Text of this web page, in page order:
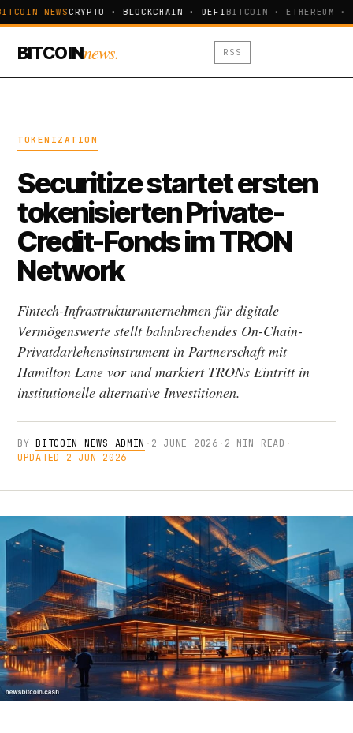
NEWSCRYPTO · BLOCKCHAIN · DEFIBITCOIN · ETHEREUM ·
BITCOINnews. RSS
TOKENIZATION
Securitize startet ersten
tokenisierten Private-
Credit-Fonds im TRON
Network
Fintech-Infrastrukturunternehmen für digitale
Vermögenswerte stellt bahnbrechendes On-Chain-
Privatdarlehensinstrument in Partnerschaft mit
Hamilton Lane vor und markiert TRONs Eintritt in
institutionelle alternative Investitionen.
BYBITCOIN NEWS ADMIN · 2 JUNE 2026 · 2 MIN READ ·
UPDATED 2 JUN 2026